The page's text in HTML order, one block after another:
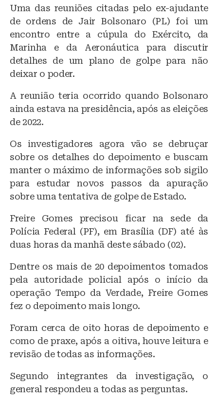
Uma das reuniões citadas pelo ex-ajudante
de ordens de Jair Bolsonaro (PL) foi um
encontro entre a cúpula do Exército, da
Marinha e da Aeronáutica para discutir
detalhes de um plano de golpe para não
deixar o poder.
A reunião teria ocorrido quando Bolsonaro
ainda estava na presidência, após as eleições
de 2022.
Os investigadores agora vão se debruçar
sobre os detalhes do depoimento e buscam
manter o máximo de informações sob sigilo
para estudar novos passos da apuração
sobre uma tentativa de golpe de Estado.
Freire Gomes precisou ficar na sede da
Polícia Federal (PF), em Brasília (DF) até às
duas horas da manhã deste sábado (02).
Dentre os mais de 20 depoimentos tomados
pela autoridade policial após o início da
operação Tempo da Verdade, Freire Gomes
fez o depoimento mais longo.
Foram cerca de oito horas de depoimento e
como de praxe, após a oitiva, houve leitura e
revisão de todas as informações.
Segundo integrantes da investigação, o
general respondeu a todas as perguntas.